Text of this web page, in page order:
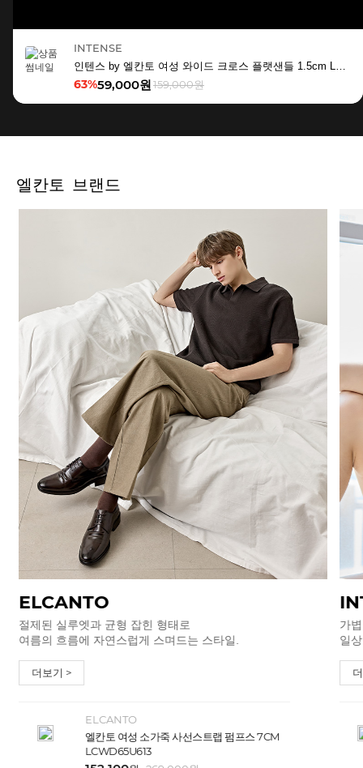
INTENSE
인텐스 by 엘칸토 여성 와이드 크로스 플랫샌들 1.5cm LCWW15I626
63%59,000원 159,000원
엘칸토 브랜드
ELCANTO
절제된 실루엣과 균형 잡힌 형태로
여름의 흐름에 자연스럽게 스며드는 스타일.
더보기 >
ELCANTO
엘칸토 여성 소가죽 사선스트랩 펌프스 7CM
LCWD65U613
가
일